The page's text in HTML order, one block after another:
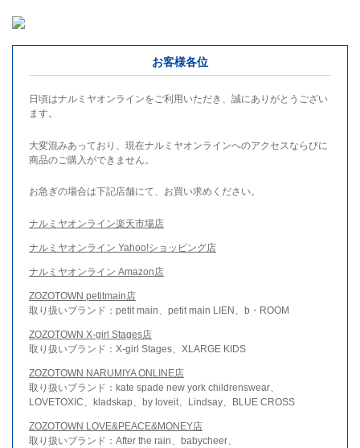
お客様各位
日頃はナルミヤオンラインをご利用いただき、誠にありがとうござい
ます。
大変混みあっており、現在ナルミヤオンラインへのアクセスならびに
商品のご購入ができません。
お急ぎの場合は下記店舗にて、お買い求めください。
ナルミヤオンライン楽天市場店
ナルミヤオンライン Yahoo!ショッピング店
ナルミヤオンライン Amazon店
ZOZOTOWN petitmain店
取り扱いブランド：petit main、petit main LIEN、b・ROOM
ZOZOTOWN X-girl Stages店
取り扱いブランド：X-girl Stages、XLARGE KIDS
ZOZOTOWN NARUMIYA ONLINE店
取り扱いブランド：kate spade new york childrenswear、
LOVETOXIC、kladskap、by loveit、Lindsay、BLUE CROSS
ZOZOTOWN LOVE&PEACE&MONEY店
取り扱いブランド：After the rain、babycheer、